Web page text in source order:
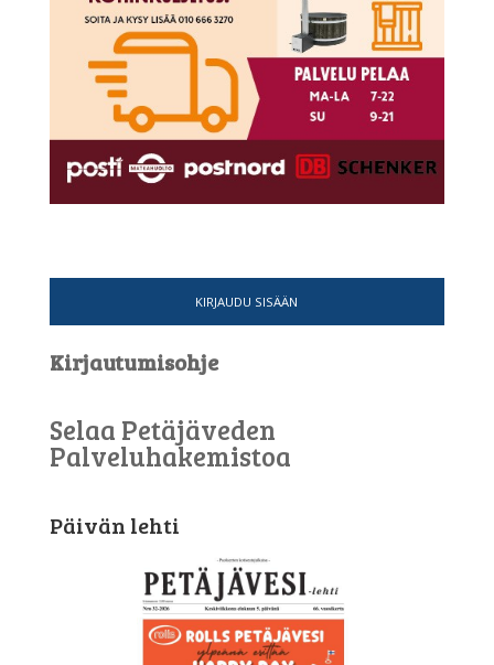
KIRJAUDU SISÄÄN
Kirjautumisohje
Selaa Petäjäveden
Palveluhakemistoa
Päivän lehti